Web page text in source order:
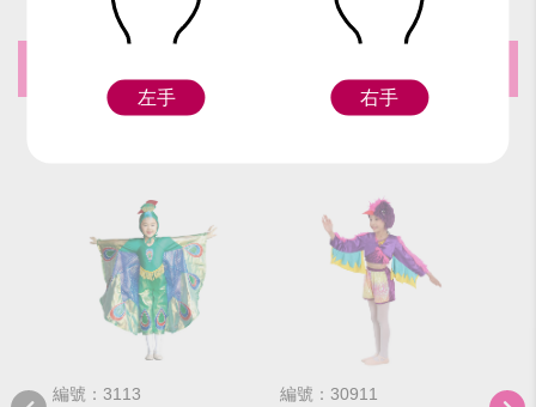
編號：3113
編號：30911
編
左手 右手